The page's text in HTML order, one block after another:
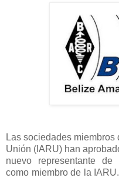
Las sociedades
Unión (IARU) han
nuevo representante
como miembro de la